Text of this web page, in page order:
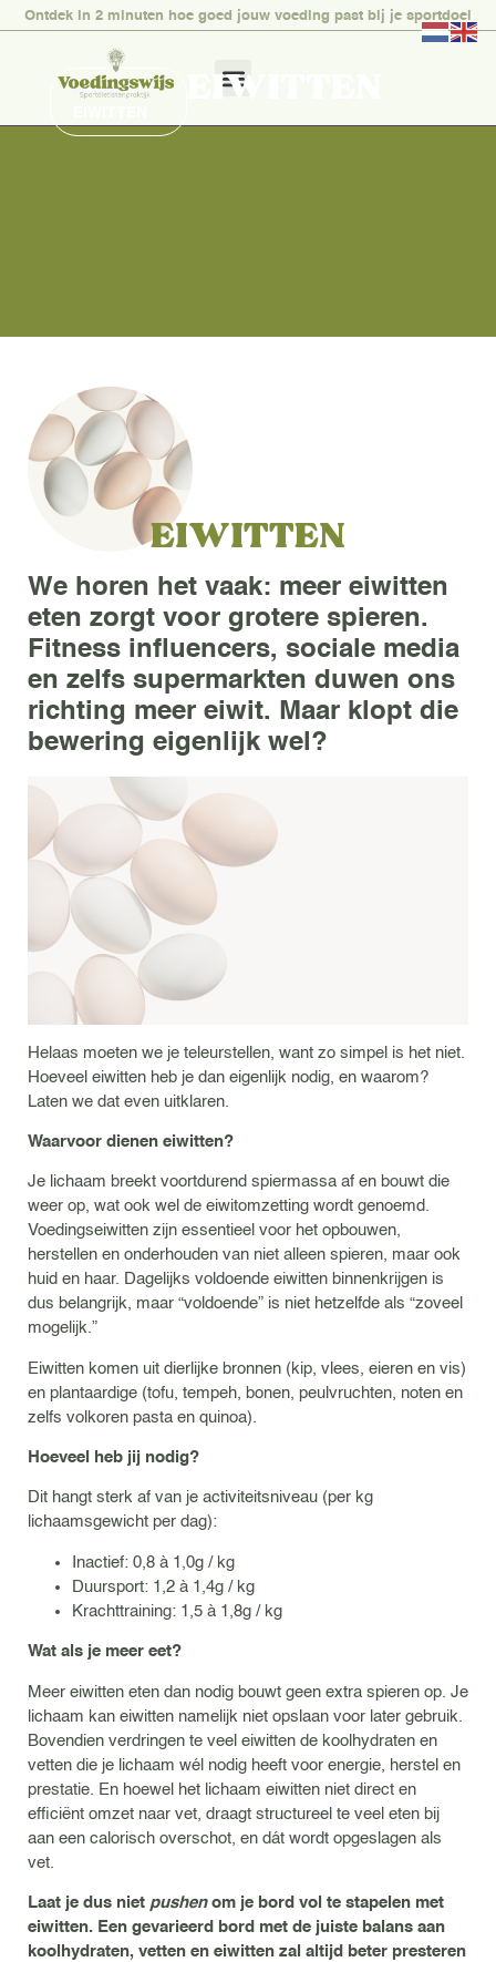
Ontdek in 2 minuten hoe goed jouw voeding past bij je sportdoel
HOME»
EIWITTEN
EIWITTEN
We horen het vaak: meer eiwitten
eten zorgt voor grotere spieren.
Fitness influencers, sociale media
en zelfs supermarkten duwen ons
richting meer eiwit. Maar klopt die
bewering eigenlijk wel?
Helaas moeten we je teleurstellen, want zo simpel is het niet.
Hoeveel eiwitten heb je dan eigenlijk nodig, en waarom?
Laten we dat even uitklaren.
Waarvoor dienen eiwitten?
Je lichaam breekt voortdurend spiermassa af en bouwt die
weer op, wat ook wel de eiwitomzetting wordt genoemd.
Voedingseiwitten zijn essentieel voor het opbouwen,
herstellen en onderhouden van niet alleen spieren, maar ook
huid en haar. Dagelijks voldoende eiwitten binnenkrijgen is
dus belangrijk, maar “voldoende” is niet hetzelfde als “zoveel
mogelijk.”
Eiwitten komen uit dierlijke bronnen (kip, vlees, eieren en vis)
en plantaardige (tofu, tempeh, bonen, peulvruchten, noten en
zelfs volkoren pasta en quinoa).
Hoeveel heb jij nodig?
Dit hangt sterk af van je activiteitsniveau (per kg
lichaamsgewicht per dag):
Inactief: 0,8 à 1,0g / kg
Duursport: 1,2 à 1,4g / kg
Krachttraining: 1,5 à 1,8g / kg
Wat als je meer eet?
Meer eiwitten eten dan nodig bouwt geen extra spieren op. Je
lichaam kan eiwitten namelijk niet opslaan voor later gebruik.
Bovendien verdringen te veel eiwitten de koolhydraten en
vetten die je lichaam wél nodig heeft voor energie, herstel en
prestatie. En hoewel het lichaam eiwitten niet direct en
efficiënt omzet naar vet, draagt structureel te veel eten bij
aan een calorisch overschot, en dát wordt opgeslagen als
vet.
Laat je dus niet pushenom je bord vol te stapelen met
eiwitten. Een gevarieerd bord met de juiste balans aan
koolhydraten, vetten en eiwitten zal altijd beter presteren